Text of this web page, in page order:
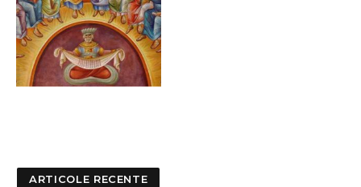
ARTICOLE RECENTE